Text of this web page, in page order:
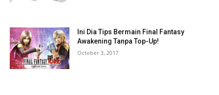
Ini Dia Tips Bermain Final Fantasy
Awakening Tanpa Top-Up!
October 3, 2017